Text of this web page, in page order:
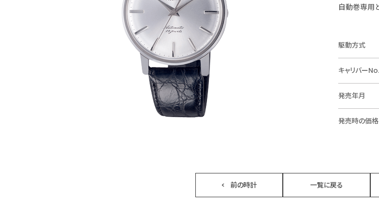
自動巻専用
駆動方式
キャリバーNo.
発売年月
発売時の価格
前の時計 一覧に戻る